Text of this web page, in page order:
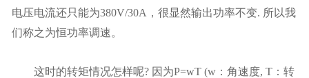
电压电流还只能为380V/30A，很显然输出功率不变. 所以我
们称之为恒功率调速。
这时的转矩情况怎样呢? 因为P=wT (w：角速度, T：转